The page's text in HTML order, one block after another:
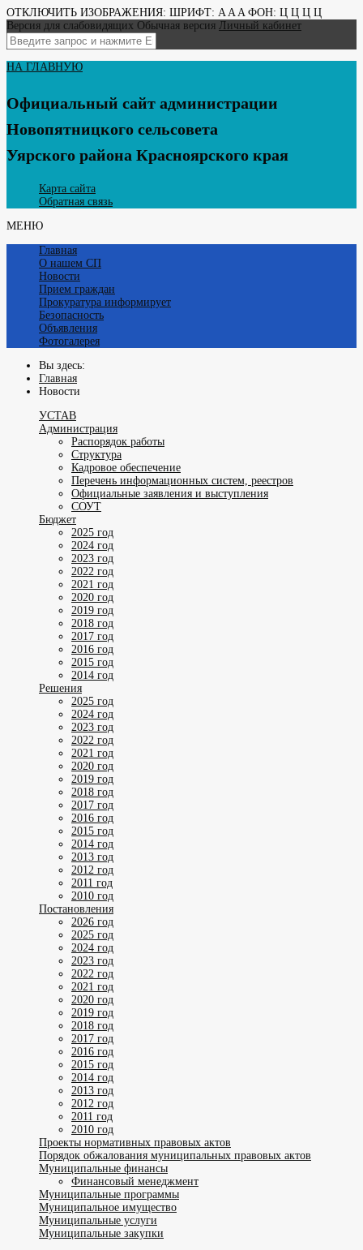
ОТКЛЮЧИТЬ ИЗОБРАЖЕНИЯ: ШРИФТ: A A A ФОН: Ц Ц Ц Ц
Версия для слабовидящих Обычная версия Личный кабинет
НА ГЛАВНУЮ
Официальный сайт администрации
Новопятницкого сельсовета
Уярского района Красноярского края
Карта сайта
Обратная связь
МЕНЮ
Главная
О нашем СП
Новости
Прием граждан
Прокуратура информирует
Безопасность
Объявления
Фотогалерея
Вы здесь:
Главная
Новости
УСТАВ
Администрация
Распорядок работы
Структура
Кадровое обеспечение
Перечень информационных систем, реестров
Официальные заявления и выступления
СОУТ
Бюджет
2025 год
2024 год
2023 год
2022 год
2021 год
2020 год
2019 год
2018 год
2017 год
2016 год
2015 год
2014 год
Решения
2025 год
2024 год
2023 год
2022 год
2021 год
2020 год
2019 год
2018 год
2017 год
2016 год
2015 год
2014 год
2013 год
2012 год
2011 год
2010 год
Постановления
2026 год
2025 год
2024 год
2023 год
2022 год
2021 год
2020 год
2019 год
2018 год
2017 год
2016 год
2015 год
2014 год
2013 год
2012 год
2011 год
2010 год
Проекты нормативных правовых актов
Порядок обжалования муниципальных правовых актов
Муниципальные финансы
Финансовый менеджмент
Муниципальные программы
Муниципальное имущество
Муниципальные услуги
Муниципальные закупки